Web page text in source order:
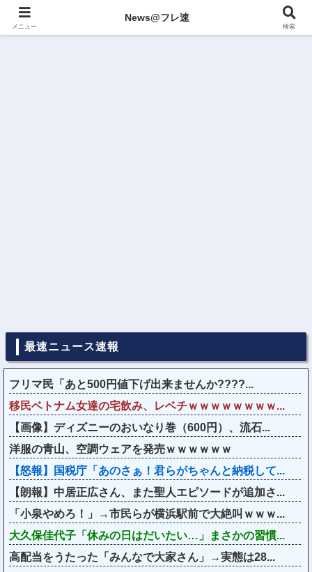
最速ニュース速報
フリマ民「あと500円値下げ出来ませんか????...
移民ベトナム女達の宅飲み、レベチｗｗｗｗｗｗｗｗ...
【画像】ディズニーのおいなり巻（600円）、流石...
洋服の青山、空調ウェアを発売ｗｗｗｗｗｗ
【怒報】国税庁「あのさぁ！君らがちゃんと納税して...
【朗報】中居正広さん、また聖人エピソードが追加さ...
「小泉やめろ！」→市民らが横浜駅前で大絶叫ｗｗｗ...
大久保佳代子「休みの日はだいたい…」まさかの習慣...
高配当をうたった「みんなで大家さん」→実態は28...
メニュー
News@フレ速
検索